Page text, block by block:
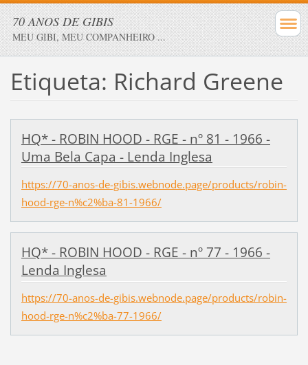
70 ANOS DE GIBIS
MEU GIBI, MEU COMPANHEIRO ...
Etiqueta: Richard Greene
HQ* - ROBIN HOOD - RGE - nº 81 - 1966 -
Uma Bela Capa - Lenda Inglesa
https://70-anos-de-gibis.webnode.page/products/robin-
hood-rge-n%c2%ba-81-1966/
HQ* - ROBIN HOOD - RGE - nº 77 - 1966 -
Lenda Inglesa
https://70-anos-de-gibis.webnode.page/products/robin-
hood-rge-n%c2%ba-77-1966/